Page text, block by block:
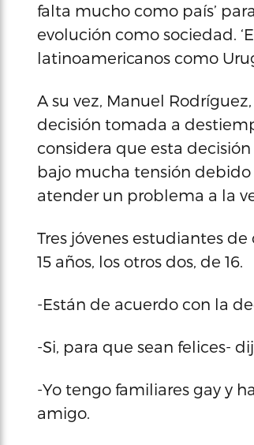
falta mucho como país’
evolución como sociedad.
latinoamericanos como
A su vez, Manuel
decisión tomada a
considera que esta
bajo mucha tensión debido
atender un problema a la
Tres jóvenes estudiantes
15 años, los otros dos, de 16.
-Están de acuerdo con la
-Si, para que sean felices-
-Yo tengo familiares gay y
amigo.